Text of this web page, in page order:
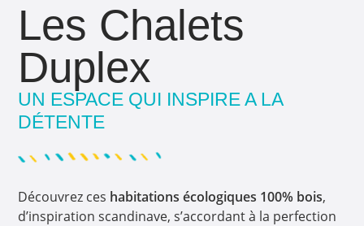
Les Chalets
Duplex​
UN ESPACE QUI INSPIRE A LA
DÉTENTE​
Découvrez ces habitations écologiques 100% bois,
d’inspiration scandinave, s’accordant à la perfection